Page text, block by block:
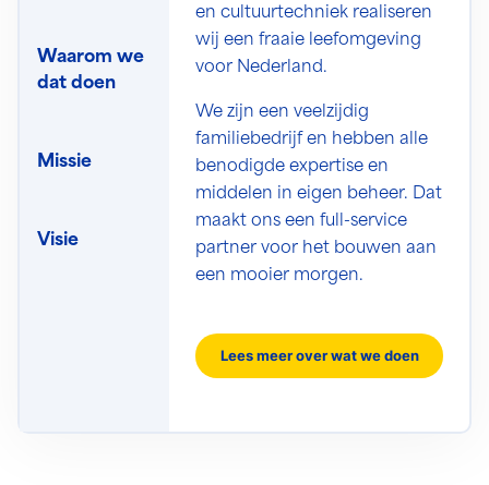
Waarom we
dat doen
Missie
Visie
en cultuurtechniek realiseren
wij een fraaie leefomgeving
voor Nederland.
We zijn een veelzijdig
familiebedrijf en hebben alle
benodigde expertise en
middelen in eigen beheer. Dat
maakt ons een full-service
partner voor het bouwen aan
een mooier morgen.
Lees meer over wat we doen